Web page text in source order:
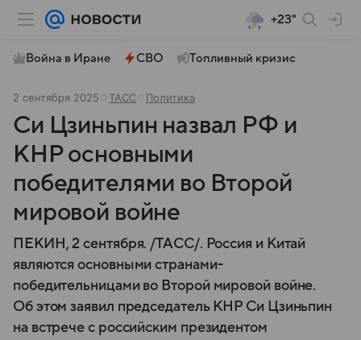
+23°
Война в Иране СВО Топливный кризис
2 сентября 2025 ТАСС Политика
Си Цзиньпин назвал РФ и
КНР основными
победителями во Второй
мировой войне
ПЕКИН, 2 сентября. /ТАСС/. Россия и Китай
являются основными странами-
победительницами во Второй мировой войне.
Об этом заявил председатель КНР Си Цзиньпин
на встрече с российским президентом